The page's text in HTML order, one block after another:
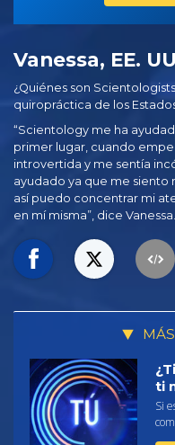
Vanessa, EE.
¿Quiénes son
quiropráctica de los
“Scientology me ha
primer lugar, cuando
introvertida y me sentía
ayudado ya que me
así puedo concentrar mi
en mí misma”, dice Vanessa.
ti
Si